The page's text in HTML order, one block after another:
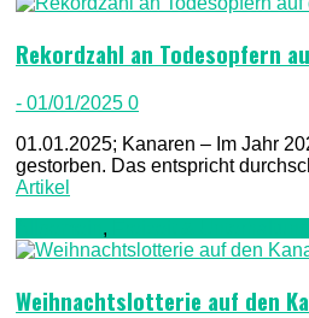
Rekordzahl an Todesopfern
- 01/01/2025 0
01.01.2025; Kanaren – Im Jahr
gestorben. Das entspricht
Artikel
,
Weihnachtslotterie auf den